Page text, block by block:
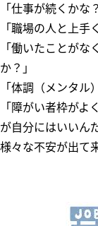
「仕事が続くかな
「職場の人と上手
「働いたことが
か？」
「体調（メンタル
「障がい者枠が
が自分にはいいん
様々な不安が出て